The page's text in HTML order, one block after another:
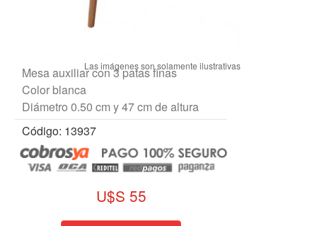
Mesa auxiliar con 3 patas finas
Color blanca
Diámetro 0.50 cm y 47 cm de altura
Código: 13937
U$S 55